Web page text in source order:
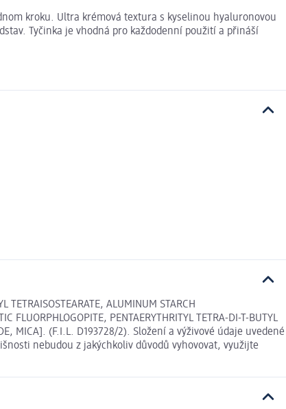
kroku. Ultra krémová textura s kyselinou hyaluronovou
Tyčinka je vhodná pro každodenní použití a přináší
TETRAISOSTEARATE, ALUMINUM STARCH
FLUORPHLOGOPITE, PENTAERYTHRITYL TETRA-DI-T-BUTYL
MICA]. (F.I.L. D193728/2). Složení a výživové údaje uvedené
nebudou z jakýchkoliv důvodů vyhovovat, využijte